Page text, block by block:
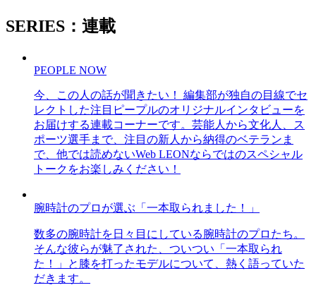
SERIES：連載
PEOPLE NOW
今、この人の話が聞きたい！ 編集部が独自の目線でセ
レクトした注目ピープルのオリジナルインタビューを
お届けする連載コーナーです。芸能人から文化人、ス
ポーツ選手まで、注目の新人から納得のベテランま
で、他では読めないWeb LEONならではのスペシャル
トークをお楽しみください！
腕時計のプロが選ぶ「一本取られました！」
数多の腕時計を日々目にしている腕時計のプロたち。
そんな彼らが魅了された、ついつい「一本取られ
た！」と膝を打ったモデルについて、熱く語っていた
だきます。